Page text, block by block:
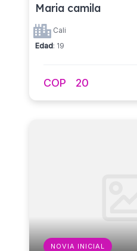
Maria camila
Cali
Edad: 19
COP 20
NOVIA INICIAL